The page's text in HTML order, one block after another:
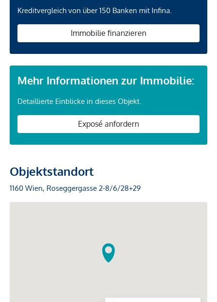
Kreditvergleich von über 150 Banken mit Infina.
Immobilie finanzieren
Mehr Informationen zur Immobilie:
Detaillierte Einblicke in dieses Objekt.
Exposé anfordern
Objektstandort
1160 Wien, Roseggergasse 2-8/6/28+29